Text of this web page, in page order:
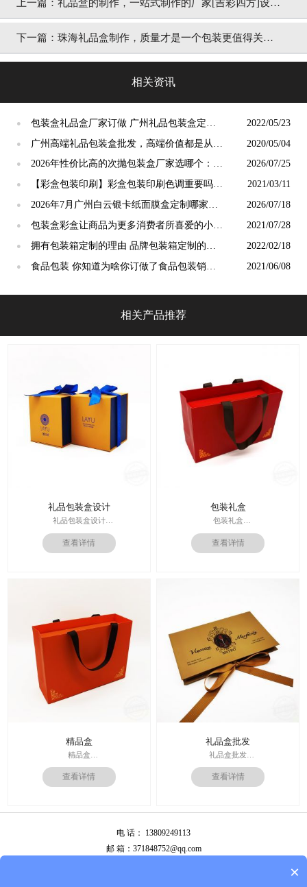
上一篇： 礼品盒的制作，一站式制作的厂家[吉彩四方]设备
齐全服务周全
下一篇： 珠海礼品盒制作，质量才是一个包装更值得关注
相关资讯
●
包装盒礼品盒厂家订做 广州礼品包装盒定制
印刷[吉彩四方]
2022/05/23
●
广州高端礼品包装盒批发，高端价值都是从工
艺材质上得到[吉彩四方]
2020/05/04
●
2026年性价比高的次抛包装盒厂家选哪个：最
新专业测评
2026/07/25
●
【彩盒包装印刷】彩盒包装印刷色调重要吗？
（吉彩四方）包装印刷厂家
2021/03/11
●
2026年7月广州白云银卡纸面膜盒定制哪家良
品率高？源头工厂挑选攻略
2026/07/18
●
包装盒彩盒让商品为更多消费者所喜爱的小妙
招 [吉彩四方]
2021/07/28
●
拥有包装箱定制的理由 品牌包装箱定制的作
用[吉彩四方]
2022/02/18
●
食品包装 你知道为啥你订做了食品包装销量
2021/06/08
相关产品推荐
礼品包装盒设计
礼品包装盒设计
印刷技术：专色印刷/四色印刷
内材料：特种纸
运输：全球发货，售后无忧
查看详情
包装礼盒
包装礼盒
印刷技术： 专色印刷
面纸：特种纸
内材料：1500克灰板
周期：签订合同确认样板后7-15个工
查看详情
精品盒
精品盒
印刷技术： 专色印刷
面纸：特种纸
内材料：1500克灰板
其他辅料：EVA+绒布内托；绸带
周期：签订合同确认样板后7-15个工
查看详情
礼品盒批发
礼品盒批发
印刷技术： 专色印刷
面纸：特种纸
内材料：1500克灰板
价格：根据材质及工艺、数量报
周期：签订合同确认样板后7-15个工
查看详情
电 话： 13809249113
邮 箱：371848752@qq.com
×